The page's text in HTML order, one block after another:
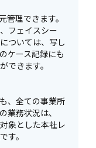
管理できます。
フェイスシー
ついては、写し
ケース記録にも
できます。
、全ての事業所
業務状況は、
象とした本社レ
す。